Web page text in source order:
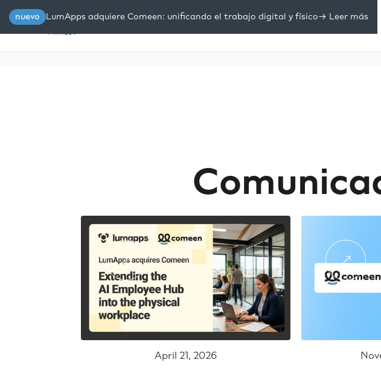
nuevo LumApps adquiere Comeen: unificando el trabajo digital y físico-> Leer más
April 21, 2026